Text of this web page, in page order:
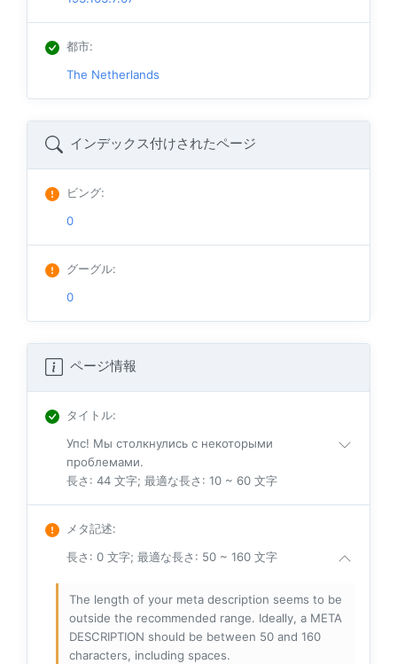
都市:
The Netherlands
インデックス付けされたページ
ビング:
0
グーグル:
0
ページ情報
タイトル:
Упс! Мы столкнулись с некоторыми
проблемами.
長さ: 44 文字; 最適な長さ: 10 ~ 60 文字
メタ記述:
長さ: 0 文字; 最適な長さ: 50 ~ 160 文字
The length of your meta description seems to be
outside the recommended range. Ideally, a META
DESCRIPTION should be between 50 and 160
characters, including spaces.